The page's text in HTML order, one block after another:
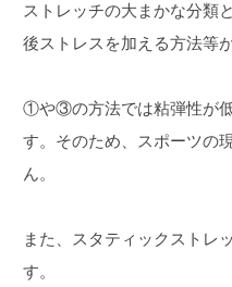
ストレッチの大まかな分
後ストレスを加える方法等
①や③の方法では粘弾性が
す。そのため、スポーツの
ん。
また、スタティックストレ
す。